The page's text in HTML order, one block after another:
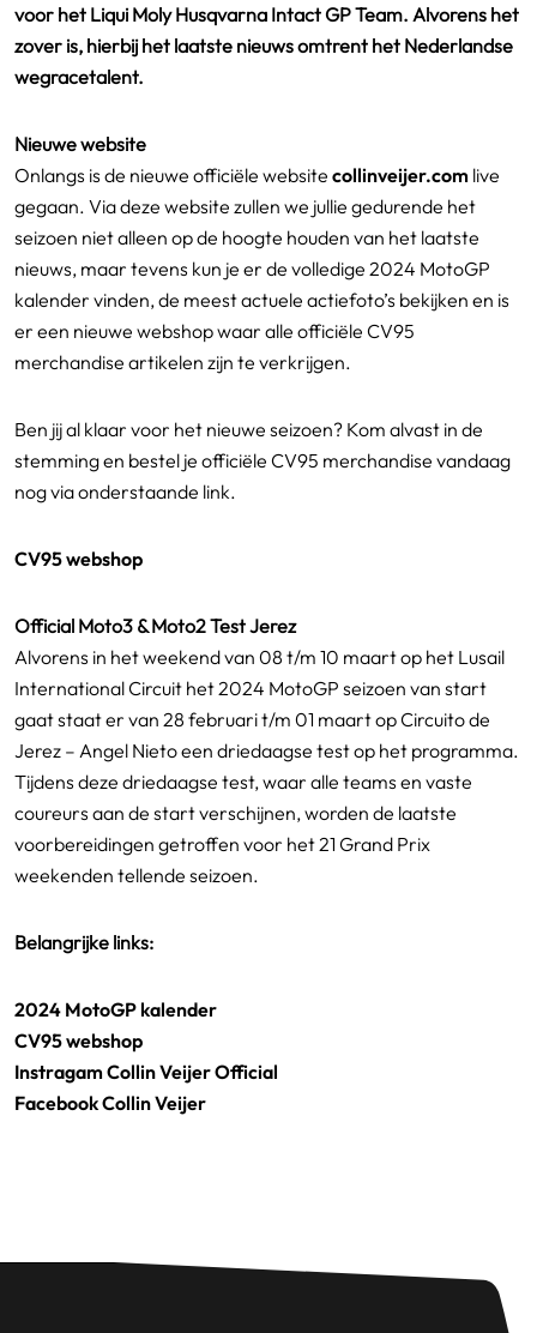
voor het Liqui Moly Husqvarna Intact GP Team. Alvorens het
zover is, hierbij het laatste nieuws omtrent het Nederlandse
wegracetalent.
Nieuwe website
Onlangs is de nieuwe officiële website collinveijer.com live
gegaan. Via deze website zullen we jullie gedurende het
seizoen niet alleen op de hoogte houden van het laatste
nieuws, maar tevens kun je er de volledige 2024 MotoGP
kalender vinden, de meest actuele actiefoto’s bekijken en is
er een nieuwe webshop waar alle officiële CV95
merchandise artikelen zijn te verkrijgen.
Ben jij al klaar voor het nieuwe seizoen? Kom alvast in de
stemming en bestel je officiële CV95 merchandise vandaag
nog via onderstaande link.
CV95 webshop
Official Moto3 & Moto2 Test Jerez
Alvorens in het weekend van 08 t/m 10 maart op het Lusail
International Circuit het 2024 MotoGP seizoen van start
gaat staat er van 28 februari t/m 01 maart op Circuito de
Jerez – Angel Nieto een driedaagse test op het programma.
Tijdens deze driedaagse test, waar alle teams en vaste
coureurs aan de start verschijnen, worden de laatste
voorbereidingen getroffen voor het 21 Grand Prix
weekenden tellende seizoen.
Belangrijke links:
2024 MotoGP kalender
CV95 webshop
Instragam Collin Veijer Official
Facebook Collin Veijer